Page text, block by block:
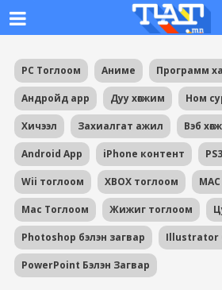
PC Тоглоом Аниме Программ
Андройд app Дуу хөгжим Ном
Хичээл Захиалгат ажил Вэб
Android App iPhone контент
Wii тоглоом XBOX тоглоом
Mac Тоглоом Жижиг тоглоом
Photoshop бэлэн загвар Illustrator
PowerPoint Бэлэн Загвар